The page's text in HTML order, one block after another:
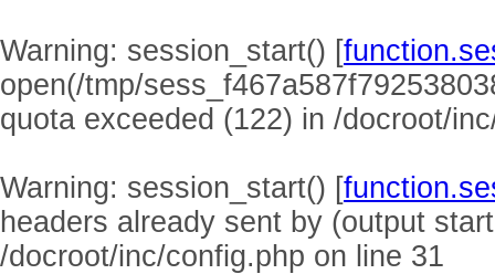
Warning: session_start() [
open(/tmp/
quota exceeded (122) in /docroot/
Warning: session_start() [
headers already sent by (output
/docroot/inc/config.php on line 31